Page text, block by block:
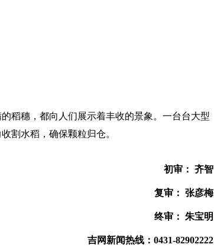
穗，都向人们展示着丰收的景象。一台台大型
割水稻，确保颗粒归仓。
初审： 齐智
复审： 张彦梅
终审： 朱宝明
吉网新闻热线：0431-82902222